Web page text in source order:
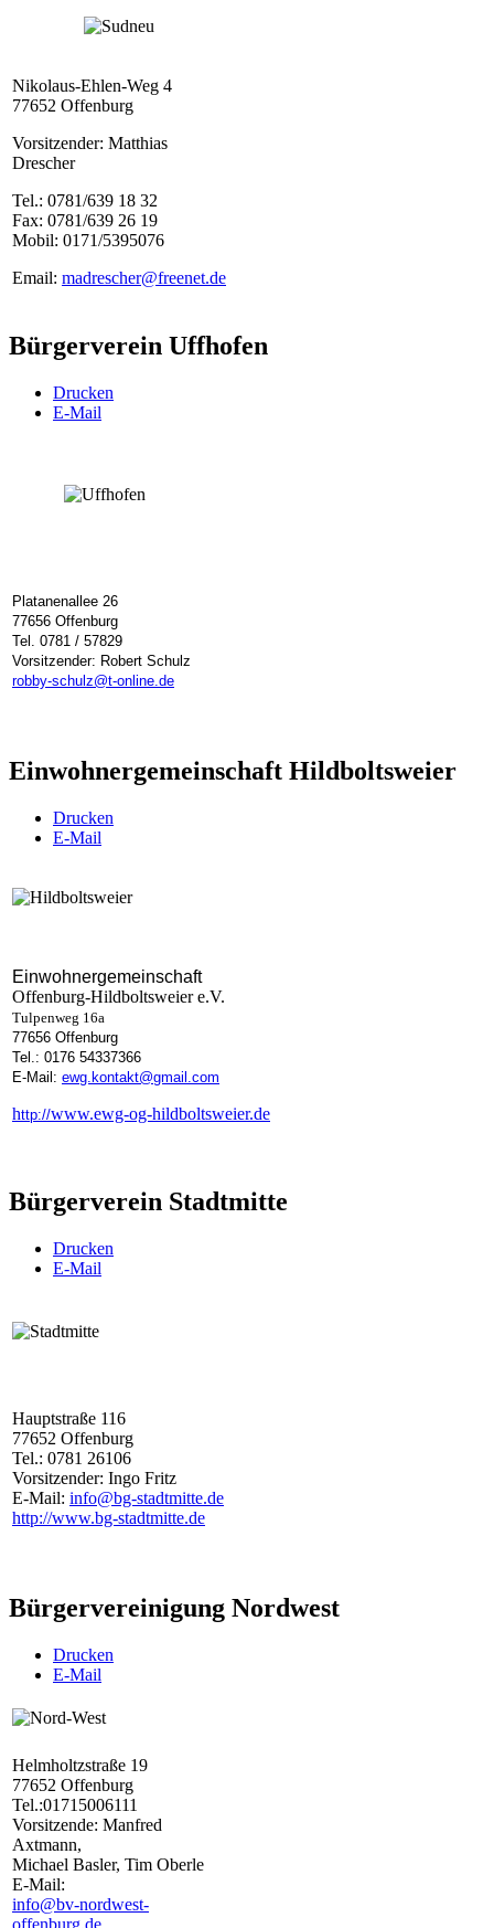
Nikolaus-Ehlen-Weg 4
77652 Offenburg
Vorsitzender: Matthias
Drescher
Tel.: 0781/639 18 32
Fax: 0781/639 26 19
Mobil: 0171/5395076
Email: madrescher@freenet.de
Bürgerverein Uffhofen
Drucken
E-Mail
Platanenallee 26
77656 Offenburg
Tel. 0781 / 57829
Vorsitzender: Robert Schulz
robby-schulz@t-online.de
Einwohnergemeinschaft Hildboltsweier
Drucken
E-Mail
Einwohnergemeinschaft
Offenburg-Hildboltsweier e.V.
Tulpenweg 16a
77656 Offenburg
Tel.: 0176 54337366
E-Mail: ewg.kontakt@gmail.com
http://www.ewg-og-hildboltsweier.de
Bürgerverein Stadtmitte
Drucken
E-Mail
Hauptstraße 116
77652 Offenburg
Tel.: 0781 26106
Vorsitzender: Ingo Fritz
E-Mail: info@bg-stadtmitte.de
http://www.bg-stadtmitte.de
Bürgervereinigung Nordwest
Drucken
E-Mail
Helmholtzstraße 19
77652 Offenburg
Tel.:01715006111
Vorsitzende: Manfred
Axtmann,
Michael Basler, Tim Oberle
E-Mail:
info@bv-nordwest-